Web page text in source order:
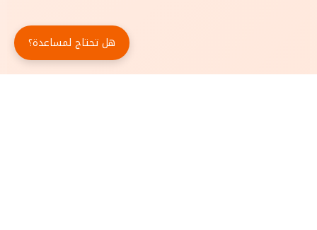
هل تحتاج لمساعدة؟